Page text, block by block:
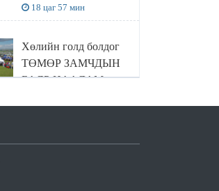
болгох тогтоолын
төслийг баталлаа
18 цаг 57 мин
Хөлийн голд болдог
ТӨМӨР ЗАМЧДЫН
БАЯР НААДАМ
19 цаг 0 мин
ХОХИРОГЧ: Зургаан